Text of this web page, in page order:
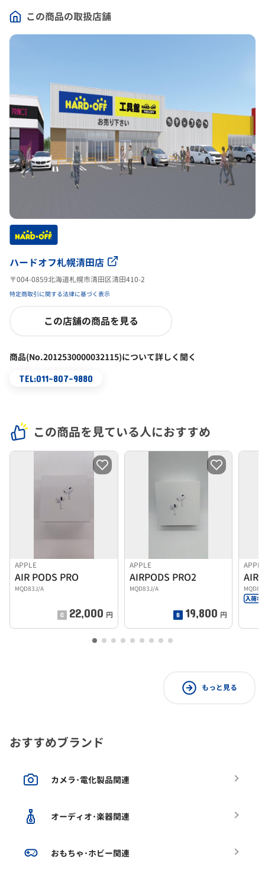
この商品の取扱店舗
ハードオフ札幌清田店
〒004-0859北海道札幌市清田区清田410-2
特定商取引に関する法律に基づく表示
この店舗の商品を見る
商品(No.2012530000032115)について詳しく聞く
TEL:011-807-9880
この商品を見ている人におすすめ
APPLE
AIR PODS PRO
MQD83J/A
22,000 円
APPLE
AIRPODS PRO2
MQD83J/A
19,800 円
もっと見る
おすすめブランド
カメラ･電化製品関連
オーディオ･楽器関連
おもちゃ･ホビー関連